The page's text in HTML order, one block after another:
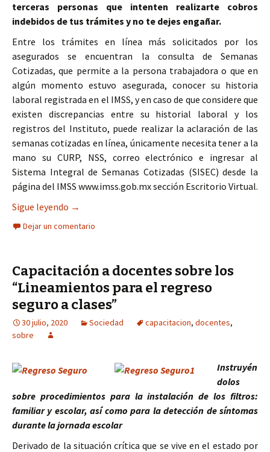
terceras personas que intenten realizarte cobros
indebidos de tus trámites y no te dejes engañar.
Entre los trámites en línea más solicitados por los
asegurados se encuentran la consulta de Semanas
Cotizadas, que permite a la persona trabajadora o que en
algún momento estuvo asegurada, conocer su historia
laboral registrada en el IMSS, y en caso de que considere que
existen discrepancias entre su historial laboral y los
registros del Instituto, puede realizar la aclaración de las
semanas cotizadas en línea, únicamente necesita tener a la
mano su CURP, NSS, correo electrónico e ingresar al
Sistema Integral de Semanas Cotizadas (SISEC) desde la
página del IMSS www.imss.gob.mx sección Escritorio Virtual.
Sigue leyendo Advierte IMSS sobre falsos gestores;
→
Dejar un comentario
Capacitación a docentes sobre los
“Lineamientos para el regreso
seguro a clases”
30 julio, 2020 Sociedad capacitacion, docentes,
sobre
Instruyén
dolos
sobre procedimientos para la instalación de los filtros:
familiar y escolar, así como para la detección de síntomas
durante la jornada escolar
Derivado de la situación crítica que se vive en el estado por